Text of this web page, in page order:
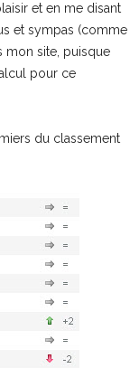
et en me disant
et sympas (comme
mon site, puisque
pour ce
du classement